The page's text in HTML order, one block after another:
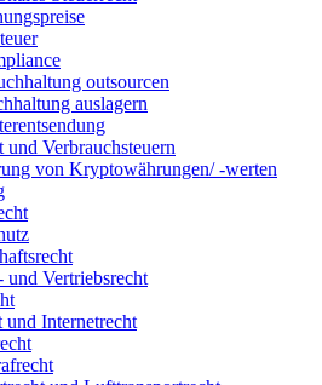
outsourcen
auslagern
und Verbrauchsteuern
von Kryptowährungen/ -werten
und Vertriebsrecht
und Internetrecht